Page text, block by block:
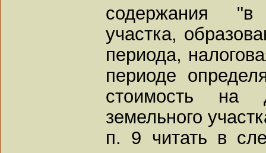
содержания "в
участка,
периода,
периоде
стоимость на
земельного
п. 9 читать в